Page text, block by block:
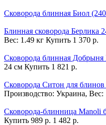
Сковорода блинная Биол
Блинная сковорода Берлика
Вес: 1.49 кг Купить 1 370 р.
Сковорода блинная Добрыня
24 см Купить 1 821 р.
Сковорода Ситон для
Производство: Украина, Вес:
Сковорода-блинница Manoli
Купить 989 р. 1 482 р.